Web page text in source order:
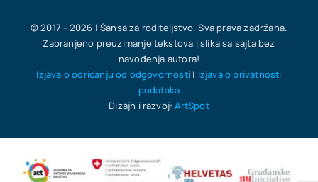
© 2017 - 2026 | Šansa za roditeljstvo. Sva prava zadržana.
Zabranjeno preuzimanje tekstova i slika sa sajta bez
navođenja autora!
Izjava o odricanju od odgovornosti | Izjava o privatnosti
podataka
Dizajn i razvoj:ArtSpot